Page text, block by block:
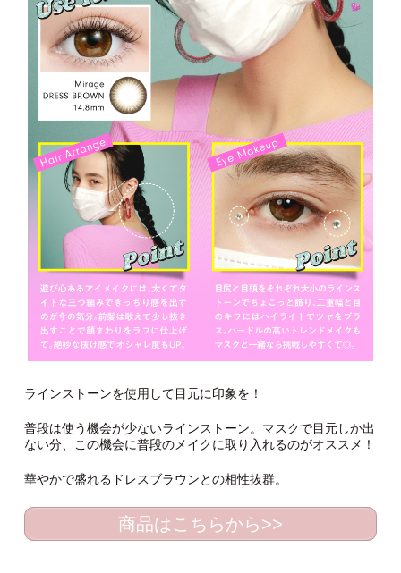
ラインストーンを使用して目元に印象を！
普段は使う機会が少ないラインストーン。マスクで目元しか出
ない分、この機会に普段のメイクに取り入れるのがオススメ！
華やかで盛れるドレスブラウンとの相性抜群。
商品はこちらから>>